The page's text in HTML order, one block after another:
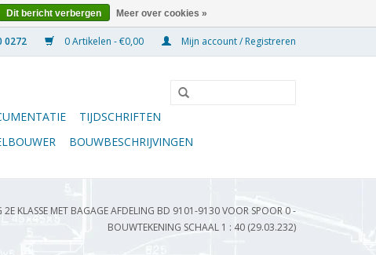
0 Artikelen - €0,00 Mijn account / Registreren
TIJDSCHRIFTEN
BOUWBESCHRIJVINGEN
2E KLASSE MET BAGAGE AFDELING BD 9101-9130 VOOR SPOOR 0 -
BOUWTEKENING SCHAAL 1 : 40 (29.03.232)
Dit bericht verbergen Meer over cookies »